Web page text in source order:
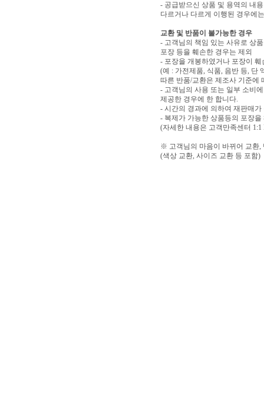
- 공급받으신 상품 및 용역의 내
다르거나 다르게 이행된 경우에
교환 및 반품이 불가능한 경우
- 고객님의 책임 있는 사유로 상
포장 등을 훼손한 경우는 제외
- 포장을 개봉하였거나 포장이
(예 : 가전제품, 식품, 음반 등, 단
따른 반품/교환은 제조사 기준에
- 고객님의 사용 또는 일부 소비
제공한 경우에 한 합니다.
- 시간의 경과에 의하여 재판매
- 복제가 가능한 상품등의 포장을
(자세한 내용은 고객만족센터
※ 고객님의 마음이 바뀌어 교환,
(색상 교환, 사이즈 교환 등 포함)